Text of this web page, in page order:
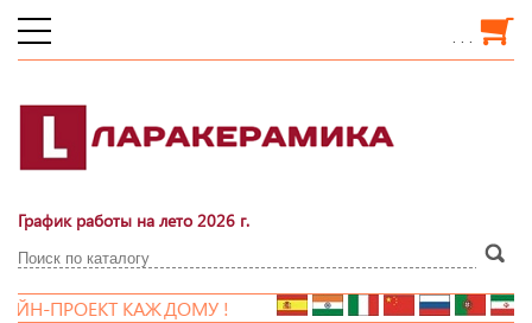
. . .
График работы на лето 2026 г.
ПРОЕКТ КАЖДОМУ !